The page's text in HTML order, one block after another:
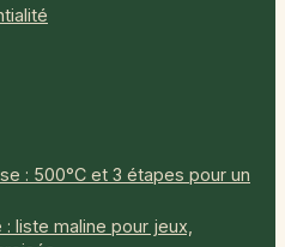
: 500°C et 3 étapes pour un
liste maline pour jeux,